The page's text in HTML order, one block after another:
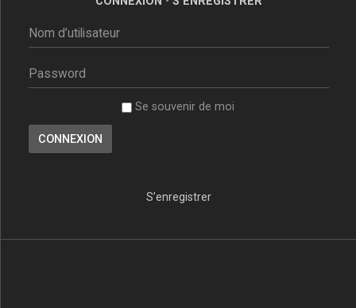
Se souvenir de moi
S’enregistrer